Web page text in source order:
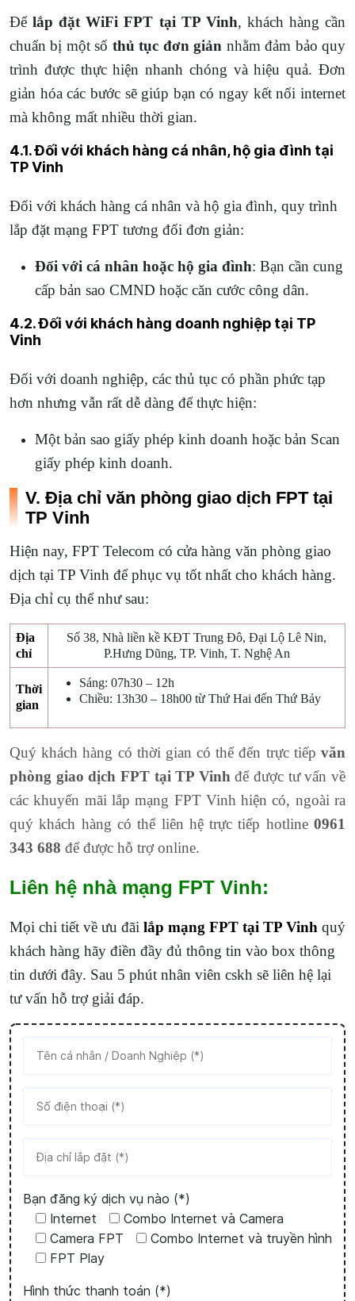
Đểlắp đặt WiFi FPT tại TP Vinh, khách hàng cần
chuẩn bị một số thủ tục đơn giản nhằm đảm bảo quy
trình được thực hiện nhanh chóng và hiệu quả. Đơn
giản hóa các bước sẽ giúp bạn có ngay kết nối internet
mà không mất nhiều thời gian.
4.1. Đối với khách hàng cá nhân, hộ gia đình tại
TP Vinh
Đối với khách hàng cá nhân và hộ gia đình, quy trình
lắp đặt mạng FPT tương đối đơn giản:
Đối với cá nhân hoặc hộ gia đình: Bạn cần cung
cấp bản sao CMND hoặc căn cước công dân.
4.2. Đối với khách hàng doanh nghiệp tại TP
Vinh
Đối với doanh nghiệp, các thủ tục có phần phức tạp
hơn nhưng vẫn rất dễ dàng để thực hiện:
Một bản sao giấy phép kinh doanh hoặc bản Scan
giấy phép kinh doanh.
V. Địa chỉ văn phòng giao dịch FPT tại
TP Vinh
Hiện nay, FPT Telecom có cửa hàng văn phòng giao
dịch tại TP Vinh để phục vụ tốt nhất cho khách hàng.
Địa chỉ cụ thể như sau:
Địa
chỉ
Số 38, Nhà liền kề KĐT Trung Đô, Đại Lộ Lê Nin,
P.Hưng Dũng, TP. Vinh, T. Nghệ An
Thời
gian
Sáng: 07h30 – 12h
Chiều: 13h30 – 18h00 từ Thứ Hai đến Thứ Bảy
Quý khách hàng có thời gian có thể đến trực tiếp văn
phòng giao dịch FPT tại TP Vinh để được tư vấn về
các khuyến mãi lắp mạng FPT Vinh hiện có, ngoài ra
quý khách hàng có thể liên hệ trực tiếp hotline 0961
343 688 để được hỗ trợ online.
Liên hệ nhà mạng FPT Vinh:
Mọi chi tiết về ưu đãi lắp mạng FPT tại TP Vinh quý
khách hàng hãy điền đầy đủ thông tin vào box thông
tin dưới đây. Sau 5 phút nhân viên cskh sẽ liên hệ lại
tư vấn hỗ trợ giải đáp.
Bạn đăng ký dịch vụ nào (*)
Internet
Combo Internet và Camera
Camera FPT
Combo Internet và truyền hình
FPT Play
Hình thức thanh toán (*)